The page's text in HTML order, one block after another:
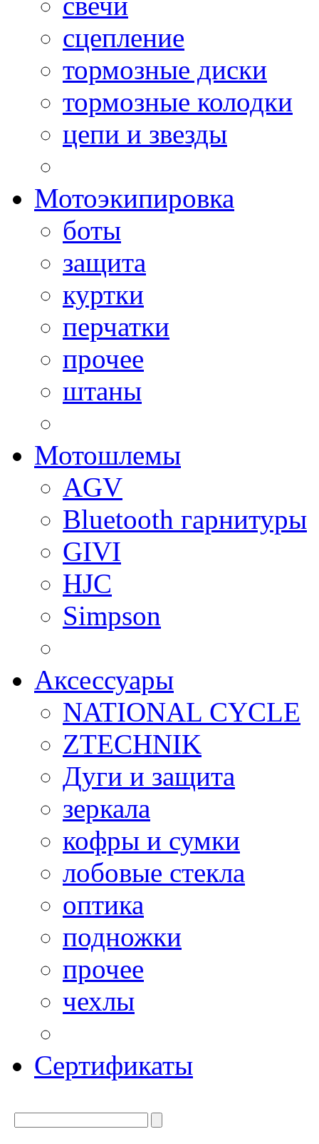
сцепление
тормозные диски
тормозные колодки
цепи и звезды
Мотоэкипировка
боты
защита
куртки
перчатки
прочее
штаны
Мотошлемы
AGV
Bluetooth гарнитуры
GIVI
HJC
Simpson
Аксессуары
NATIONAL CYCLE
ZTECHNIK
Дуги и защита
зеркала
кофры и сумки
лобовые стекла
оптика
подножки
прочее
чехлы
Сертификаты